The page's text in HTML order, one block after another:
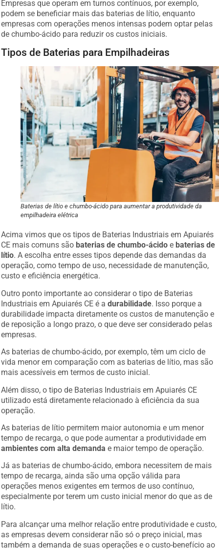
podem se beneficiar mais das baterias de lítio, enquanto
empresas com operações menos intensas podem optar pelas
de chumbo-ácido para reduzir os custos iniciais.
Tipos de Baterias para Empilhadeiras
Baterias de lítio e chumbo-ácido para aumentar a produtividade da
empilhadeira elétrica
Acima vimos que os tipos de Baterias Industriais em Apuiarés
CE mais comuns são baterias de chumbo-ácido e baterias de
lítio
. A escolha entre esses tipos depende das demandas da
operação, como tempo de uso, necessidade de manutenção,
custo e eficiência energética.
Outro ponto importante ao considerar o tipo de Baterias
Industriais em Apuiarés CE é a
durabilidade
. Isso porque a
durabilidade impacta diretamente os custos de manutenção e
de reposição a longo prazo, o que deve ser considerado pelas
empresas.
As baterias de chumbo-ácido, por exemplo, têm um ciclo de
vida menor em comparação com as baterias de lítio, mas são
mais acessíveis em termos de custo inicial.
Além disso, o tipo de Baterias Industriais em Apuiarés CE
utilizado está diretamente relacionado à eficiência da sua
operação.
As baterias de lítio permitem maior autonomia e um menor
tempo de recarga, o que pode aumentar a produtividade em
ambientes com alta demanda e maior tempo de operação.
Já as baterias de chumbo-ácido, embora necessitem de mais
tempo de recarga, ainda são uma opção válida para
operações menos exigentes em termos de uso contínuo,
especialmente por terem um custo inicial menor do que as de
lítio.
Para alcançar uma melhor relação entre produtividade e custo,
as empresas devem considerar não só o preço inicial, mas
também a demanda de suas operações e o custo-benefício ao